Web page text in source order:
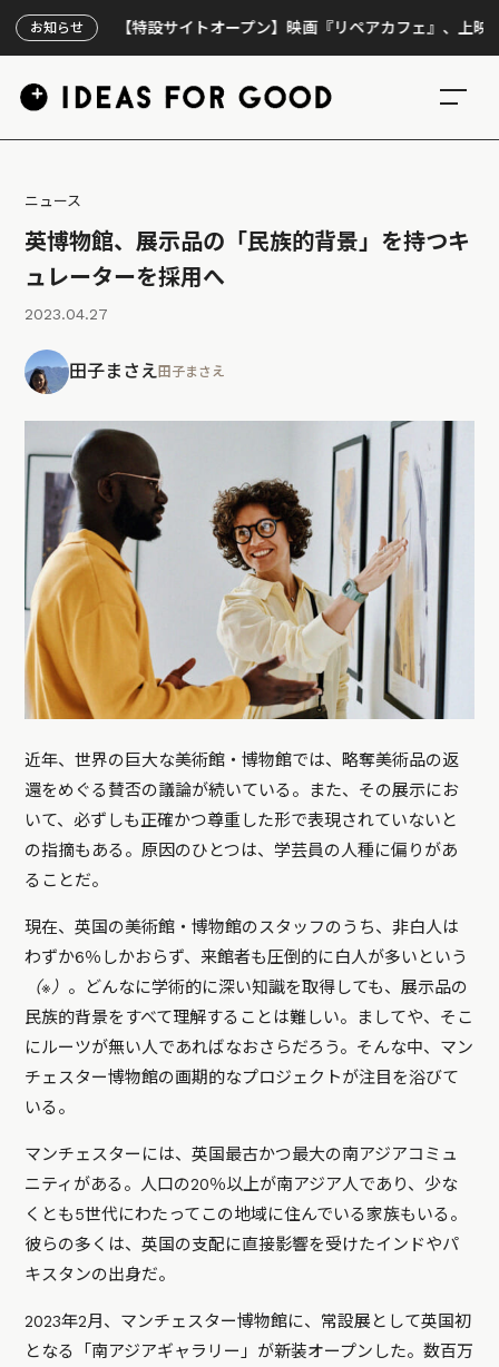
お知らせ
【特設サイトオープン】映画『リペアカフェ』、上映300回の
ニュース
英博物館、展示品の「民族的背景」を持つキ
ュレーターを採用へ
2023.04.27
田子まさえ田子まさえ
近年、世界の巨大な美術館・博物館では、略奪美術品の返
還をめぐる賛否の議論が続いている。また、その展示にお
いて、必ずしも正確かつ尊重した形で表現されていないと
の指摘もある。原因のひとつは、学芸員の人種に偏りがあ
ることだ。
現在、英国の美術館・博物館のスタッフのうち、非白人は
わずか6％しかおらず、来館者も圧倒的に白人が多いという
（※） 。どんなに学術的に深い知識を取得しても、展示品の
民族的背景をすべて理解することは難しい。ましてや、そこ
にルーツが無い人であればなおさらだろう。そんな中、マン
チェスター博物館の画期的なプロジェクトが注目を浴びて
いる。
マンチェスターには、英国最古かつ最大の南アジアコミュ
ニティがある。人口の20％以上が南アジア人であり、少な
くとも5世代にわたってこの地域に住んでいる家族もいる。
彼らの多くは、英国の支配に直接影響を受けたインドやパ
キスタンの出身だ。
2023年2月、マンチェスター博物館に、常設展として英国初
となる「南アジアギャラリー」が新装オープンした。数百万